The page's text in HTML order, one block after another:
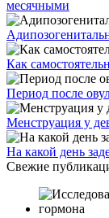
месячными
Как
Период после
Менструация у
На какой день
Свежие